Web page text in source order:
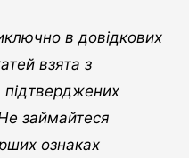
в довідкових
взята з
займайтеся
ознаках